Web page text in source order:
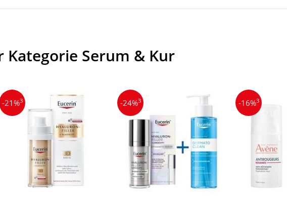
Kategorie Serum & Kur
-21%3 -24%3 -16%3